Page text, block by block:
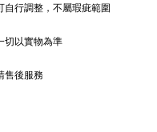
行調整，不屬瑕疵範圍
切以實物為準
售後服務